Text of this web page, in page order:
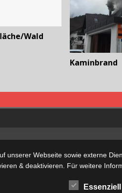
Wald
Kaminbrand
unserer Webseite sowie externe
& deaktivieren. Für weitere
Essenziell